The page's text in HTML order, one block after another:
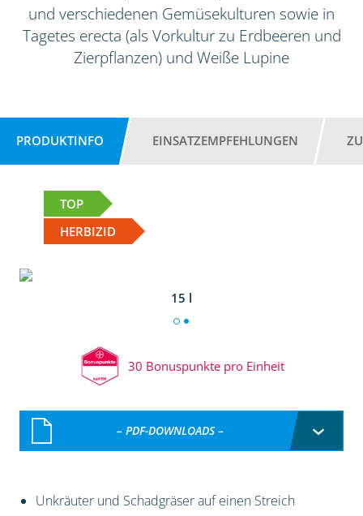
und verschiedenen Gemüsekulturen sowie in
Tagetes erecta (als Vorkultur zu Erdbeeren und
Zierpflanzen) und Weiße Lupine
PRODUKTINFO EINSATZEMPFEHLUNGEN
TOP
HERBIZID
15 l
30 Bonuspunkte pro Einheit
– PDF-DOWNLOADS –
Unkräuter und Schadgräser auf einen Streich